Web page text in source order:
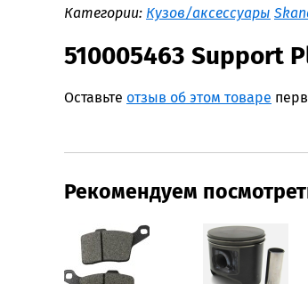
Категории: Кузов/аксессуары
510005463 Support
Оставьте отзыв об этом товаре
Рекомендуем